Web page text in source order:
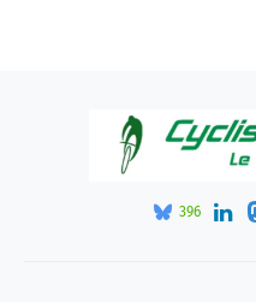
396